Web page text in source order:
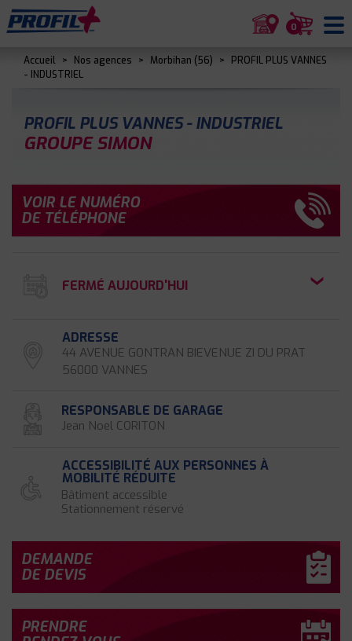
0
Accueil > Nos agences > Morbihan (56) >
PROFIL PLUS VANNES
- INDUSTRIEL
PROFIL PLUS VANNES - INDUSTRIEL
GROUPE SIMON
VOIR LE NUMÉRO
DE TÉLÉPHONE
FERMÉ AUJOURD'HUI
ADRESSE
44 AVENUE GONTRAN BIEVENUE ZI DU PRAT
56000 VANNES
RESPONSABLE DE GARAGE
Jean Noel CORITON
ACCESSIBILITÉ AUX PERSONNES À
MOBILITÉ RÉDUITE
Bâtiment accessible
Stationnement réservé
DEMANDE
DE DEVIS
PRENDRE